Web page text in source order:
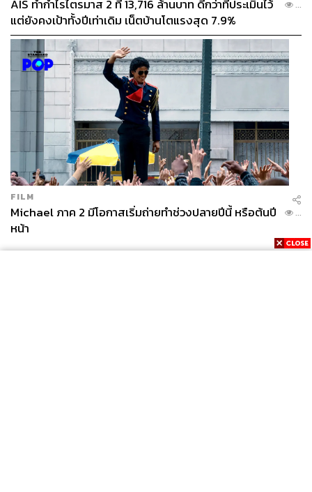
AIS ทำกำไรไตรมาส 2 ที่ 13,716 ล้านบาท ดีกว่าที่ประเมินไว้
แต่ยังคงเป้าทั้งปีเท่าเดิม เน็ตบ้านโตแรงสุด 7.9%
...
FILM
Michael ภาค 2 มีโอกาสเริ่มถ่ายทำช่วงปลายปีนี้ หรือต้นปี
หน้า
...